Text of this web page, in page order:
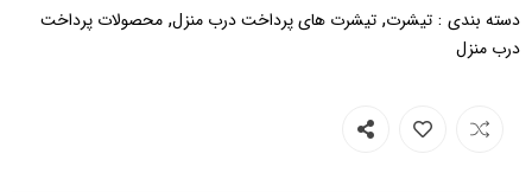
دسته بندی : تیشرت, تیشرت های پرداخت درب منزل, محصولات پرداخت
درب منزل